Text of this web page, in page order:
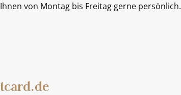
von Montag bis Freitag gerne persönlich.